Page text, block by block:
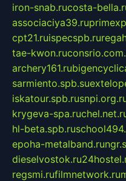
iron-snab.rucosta-
associaciya39.ru
cpt21.ruispecspb.ru
tae-kwon.ru
archery161.ru
sarmiento.spb.su
iskatour.spb.ru
krygeva-spa.ru
hl-beta.spb.ru
epoha-metalband.ru
dieselvostok.ru
regsmi.rufilmnetwork.ru